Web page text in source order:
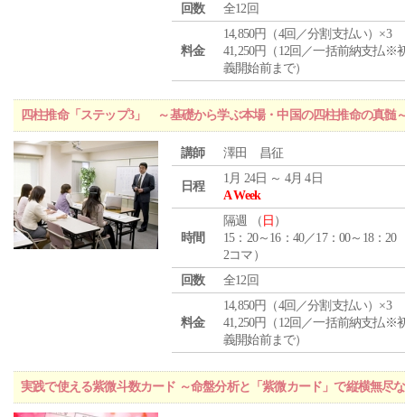
回数
全12回
料金
14,850円（4回／分割支払い）×3
41,250円（12回／一括前納支払※
義開始前まで）
四柱推命「ステップ3」 ～基礎から学ぶ本場・中国の四柱推命の真髄
講師 澤田 昌征
日程
1月 24日 ～ 4月 4日
A Week
時間
隔週 （ 日 ）
15：20～16：40／17：00～18：20
2コマ）
回数
全12回
料金
14,850円（4回／分割支払い）×3
41,250円（12回／一括前納支払※
義開始前まで）
実践で使える紫微斗数カード ～命盤分析と「紫微カード」で縦横無尽